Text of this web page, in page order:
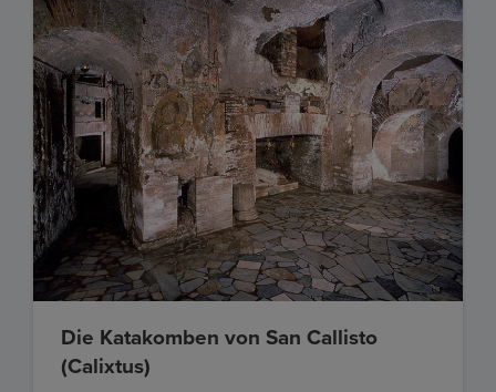
Die Katakomben von San Callisto
(Calixtus)